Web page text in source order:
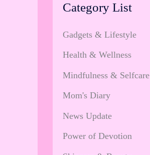
Category List
Gadgets & Lifestyle
Health & Wellness
Mindfulness & Selfcare
Mom's Diary
News Update
Power of Devotion